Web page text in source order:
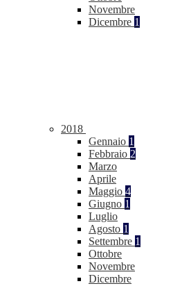
Novembre
Dicembre 1
2018
Gennaio 1
Febbraio 2
Marzo
Aprile
Maggio 4
Giugno 1
Luglio
Agosto 1
Settembre 1
Ottobre
Novembre
Dicembre